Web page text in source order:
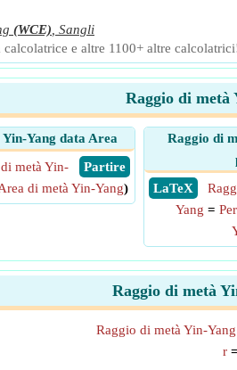
(WCE) Sangli
e altre 1100+ altre
Raggio di metà
Yang data Area
​ Partire
metà Yin-
di metà Yin-Yang)
Raggio di
​ LaTeX
Yang =
Raggio di metà
Raggio di metà Yin-Yang
r =